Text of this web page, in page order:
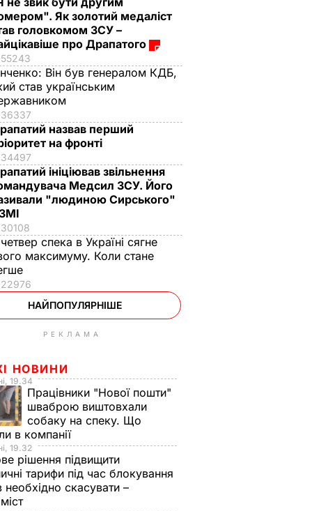
Як золотий медаліст
головкомом ЗСУ –
про Драпатого
55243
Він був генералом КДБ,
став українським
36337
назвав перший
на фронті
34497
ініціював звільнення
Медсил ЗСУ. Його
"людиною Сирського"
30108
спека в Україні сягне
максимуму. Коли стане
22976
НАЙПОПУЛЯРНІШЕ
РЕКЛАМА
НОВИНИ
19.34
Працівники "Нової пошти"
шваброю виштовхали
собаку на спеку. Що
в компанії
19.32
рішення підвищити
тарифи під час блокування
необхідно скасувати –